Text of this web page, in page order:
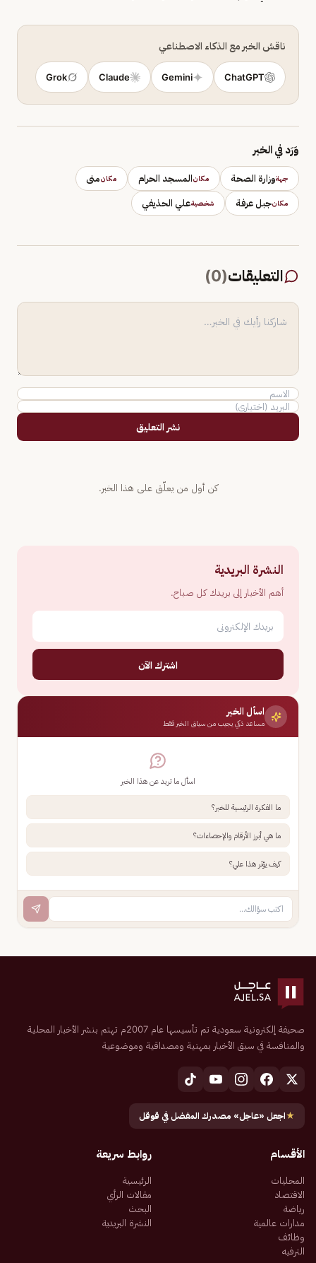
ناقش الخبر مع الذكاء الاصطناعي
ChatGPT
Gemini
Claude
Grok
وَرَد في الخبر
جهةوزارة الصحة مكانالمسجد الحرام مكانمنى
مكانجبل عرفة شخصيةعلي الحذيفي
التعليقات(
0
)
نشر التعليق
كن أول من يعلّق على هذا الخبر.
النشرة البريدية
أهم الأخبار إلى بريدك كل صباح.
اشترك الآن
اسأل الخبر
مساعد ذكي يجيب من سياق الخبر فقط
اسأل ما تريد عن هذا الخبر
ما الفكرة الرئيسية للخبر؟
ما هي أبرز الأرقام والإحصاءات؟
كيف يؤثر هذا علي؟
صحيفة إلكترونية سعودية تم تأسيسها عام 2007م تهتم بنشر الأخبار المحلية
والمنافسة في سبق الأخبار بمهنية ومصداقية وموضوعية
★اجعل «عاجل» مصدرك المفضل في قوقل
الأقسام
المحليات
الاقتصاد
رياضة
مدارات عالمية
وظائف
الترفيه
روابط سريعة
الرئيسية
مقالات الرأي
البحث
النشرة البريدية